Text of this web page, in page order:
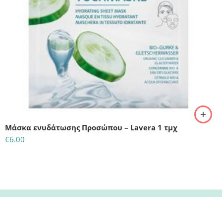
Μάσκα ενυδάτωσης Προσώπου – Lavera 1 τμχ
€6.00